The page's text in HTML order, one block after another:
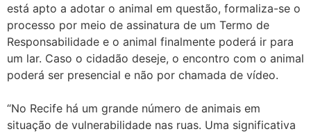
está apto a adotar o animal em questão, formaliza-se o
processo por meio de assinatura de um Termo de
Responsabilidade e o animal finalmente poderá ir para
um lar. Caso o cidadão deseje, o encontro com o animal
poderá ser presencial e não por chamada de vídeo.
“No Recife há um grande número de animais em
situação de vulnerabilidade nas ruas. Uma significativa